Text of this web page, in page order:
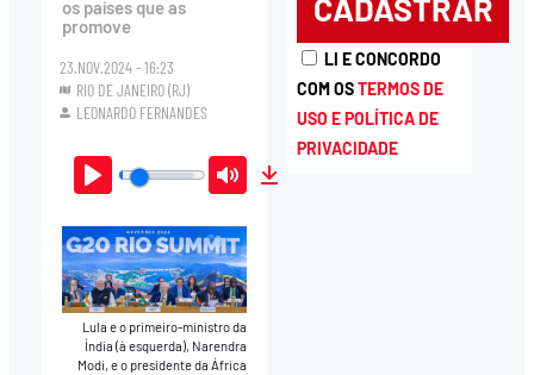
os países que as
promove
23.NOV.2024 - 16:23
RIO DE JANEIRO (RJ)
LEONARDO FERNANDES
Play Mute
Lula e o primeiro-ministro da
Índia (à esquerda), Narendra
Modi, e o presidente da África
LI E CONCORDO
COM OSTERMOS DE
USO E POLÍTICA DE
PRIVACIDADE